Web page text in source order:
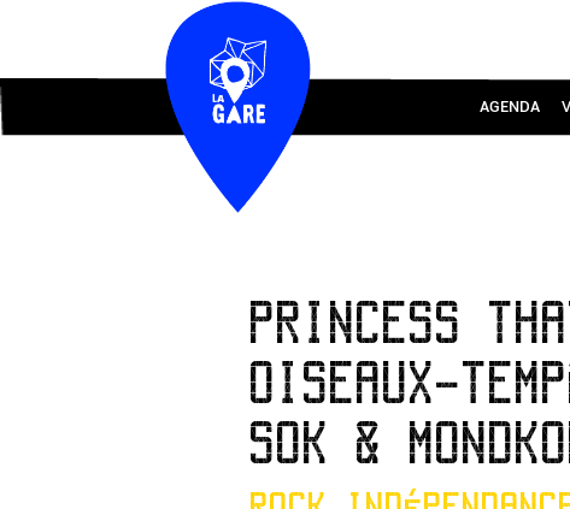
AGENDA
PRINCESS
OISEAUX-
SOK &